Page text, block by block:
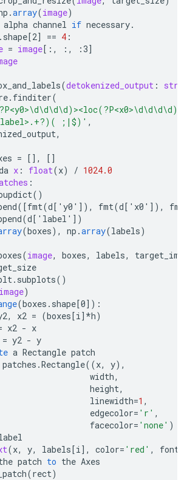
.array(image)
alpha channel if necessary.
. shape[2] == 4 :
= image[ :, :, :3]
(detokenized_output : str
. finditer(
;|$)' ,
,
= [] ,
[]
x : float(x) / 1024.0
:
()
( [fmt(d['y0' ] ), fmt(d[ 'x0' ] ), fmt
(d[ 'label' ] )
(boxes), np .array(labels)
(image, boxes, labels,
. subplots()
image)
(boxes . shape[0] ) :
, x2 = (boxes[i]*h)
x2 - x
= y2 - y
a Rectangle patch
patches .Rectangle((x, y),
width,
height,
linewidth=1 ,
edgecolor= 'r' ,
facecolor= 'none' )
(x, y, labels[i] , color= 'red' ,
patch to the Axes
(rect)